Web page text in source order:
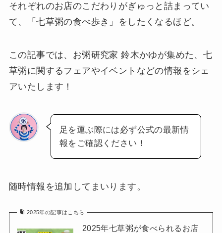
それぞれのお店のこだわりがぎゅっと詰まってい
て、「七草粥の食べ歩き」をしたくなるほど。
この記事では、お粥研究家 鈴木かゆが集めた、七
草粥に関するフェアやイベントなどの情報をシェ
アいたします！
足を運ぶ際には必ず公式の最新情
報をご確認ください！
随時情報を追加してまいります。
2025年の記事はこちら
2025年七草粥が食べられるお店